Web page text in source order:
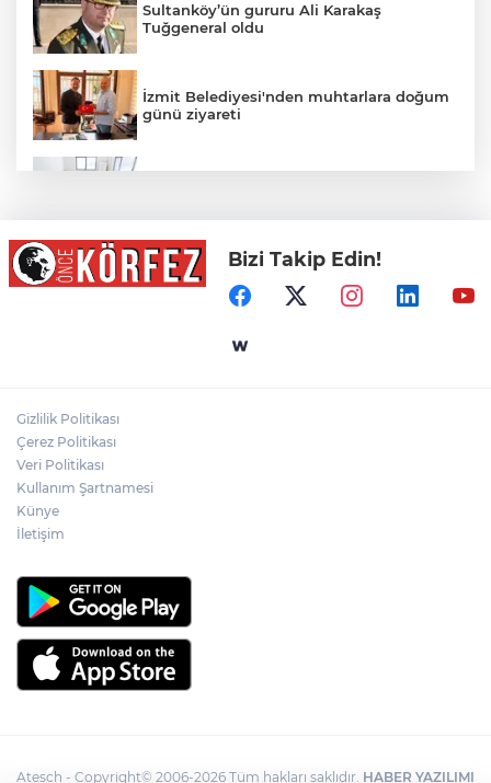
Sultanköy’ün gururu Ali Karakaş
Tuğgeneral oldu
İzmit Belediyesi'nden muhtarlara doğum
günü ziyareti
Mersin Sinema Ofisi Avrupa’nın djital
vitrininde
MGK bugün toplanıyor... Gündem
Bizi Takip Edin!
Gizlilik Politikası
Çerez Politikası
Veri Politikası
Kullanım Şartnamesi
Künye
İletişim
Atesch - Copyright© 2006-2026 Tüm hakları saklıdır. HABER YAZILIMI